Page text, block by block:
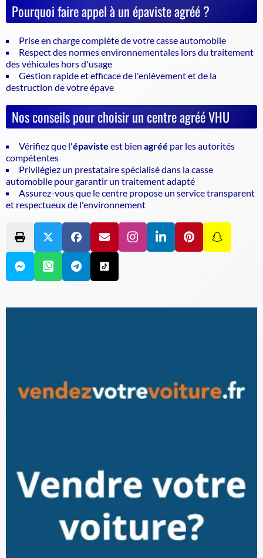
Pourquoi faire appel à un épaviste agréé ?
Prise en charge complète de votre casse automobile
Respect des normes environnementales lors du traitement
des véhicules hors d'usage
Gestion rapide et efficace de l'enlèvement et de la
destruction de votre épave
Nos conseils pour choisir un centre agréé VHU
Vérifiez que l'épaviste est bien agréé par les autorités
compétentes
Privilégiez un prestataire spécialisé dans la casse
automobile pour garantir un traitement adapté
Assurez-vous que le centre propose un service transparent
et respectueux de l'environnement